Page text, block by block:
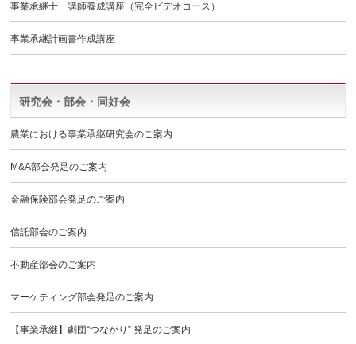
事業承継士 講師養成講座（完全ビデオコース）
事業承継計画書作成講座
研究会・部会・同好会
農業における事業承継研究会のご案内
M&A部会発足のご案内
金融保険部会発足のご案内
信託部会のご案内
不動産部会のご案内
マーケティング部会発足のご案内
【事業承継】劇団“つながり” 発足のご案内